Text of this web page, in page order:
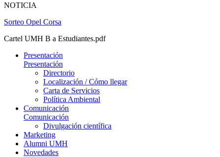
NOTICIA
Sorteo Opel Corsa
Cartel UMH B a Estudiantes.pdf
Presentación
Presentación
Directorio
Localización / Cómo llegar
Carta de Servicios
Política Ambiental
Comunicación
Comunicación
Divulgación científica
Marketing
Alumni UMH
Novedades